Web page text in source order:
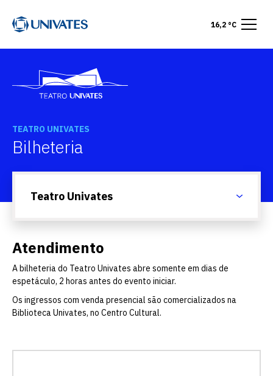
16,2 °C
TEATRO UNIVATES
Bilheteria
Atendimento
A bilheteria do Teatro Univates abre somente em dias de
espetáculo, 2 horas antes do evento iniciar.
Os ingressos com venda presencial são comercializados na
Biblioteca Univates, no Centro Cultural.
Teatro Univates